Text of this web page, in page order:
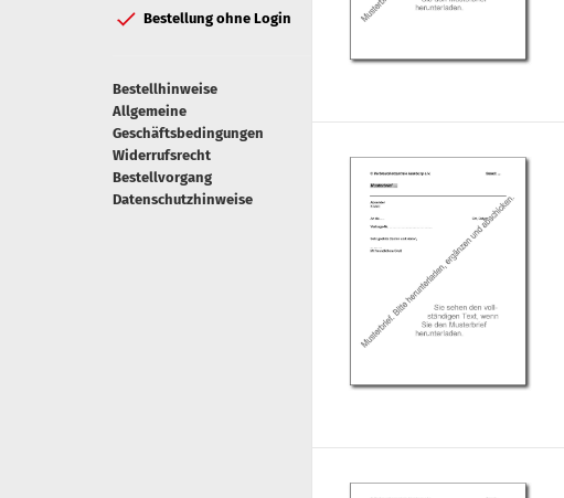
Bestellung ohne Login
Bestellhinweise
Allgemeine
Geschäftsbedingungen
Widerrufsrecht
Bestellvorgang
Datenschutzhinweise